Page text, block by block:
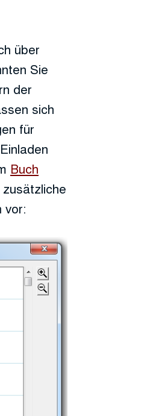
über
Sie
der
sich
für
Buch
vor: